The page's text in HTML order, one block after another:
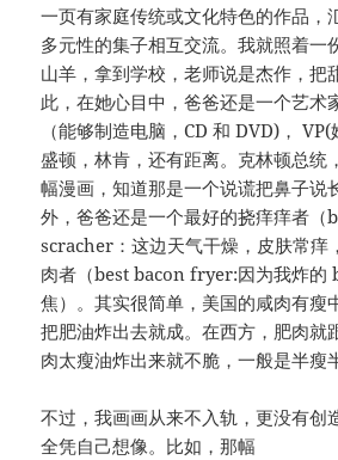
一页有家庭传统或文化特色的作品，
多元性的集子相互交流。我就照着一
山羊，拿到学校，老师说是杰作，把
此，在她心目中，爸爸还是一个艺术
（能够制造电脑，CD 和 DVD)，
盛顿，林肯，还有距离。克林顿总统
幅漫画，知道那是一个说谎把鼻子说
外，爸爸还是一个最好的挠痒痒者
scracher：这边天气干燥，皮肤常痒
肉者（best bacon fryer:因为我炸的
焦）。其实很简单，美国的咸肉有瘦
把肥油炸出去就成。在西方，肥肉就
肉太瘦油炸出来就不脆，一般是半瘦
不过，我画画从来不入轨，更没有创
全凭自己想像。比如，那幅